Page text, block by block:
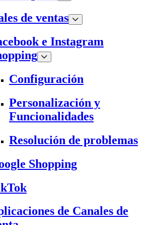
de ventas
e Instagram
Configuración
Personalización y
Funcionalidades
Resolución de problemas
Shopping
de Canales de